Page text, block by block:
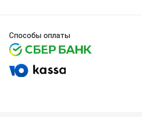
Способы оплаты